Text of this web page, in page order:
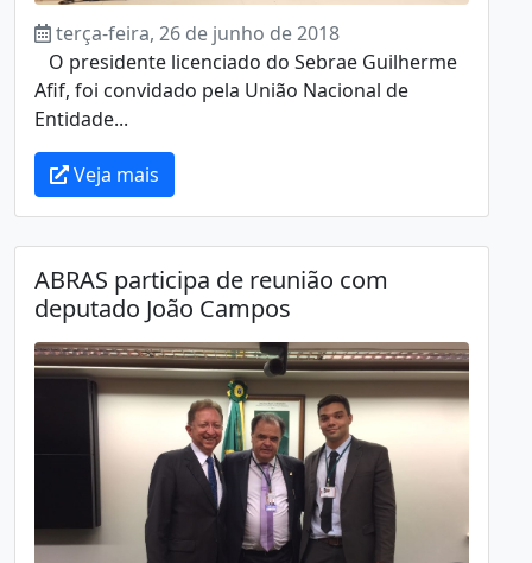
terça-feira, 26 de junho de 2018
O presidente licenciado do Sebrae Guilherme
Afif, foi convidado pela União Nacional de
Entidade...
Veja mais
ABRAS participa de reunião com
deputado João Campos